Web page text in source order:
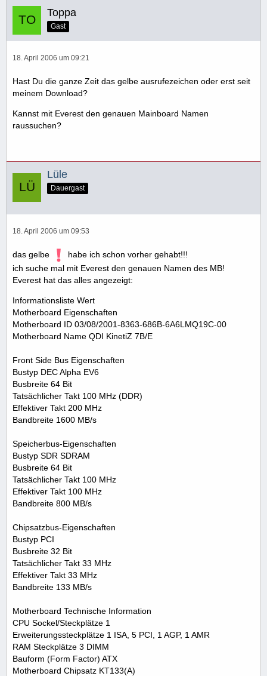
Toppa
Gast
18. April 2006 um 09:21
Hast Du die ganze Zeit das gelbe ausrufezeichen oder erst seit
meinem Download?
Kannst mit Everest den genauen Mainboard Namen
raussuchen?
Lüle
Dauergast
18. April 2006 um 09:53
das gelbe
habe ich schon vorher gehabt!!!
ich suche mal mit Everest den genauen Namen des MB!
Everest hat das alles angezeigt:
Informationsliste Wert
Motherboard Eigenschaften
Motherboard ID 03/08/2001-8363-686B-6A6LMQ19C-00
Motherboard Name QDI KinetiZ 7B/E
Front Side Bus Eigenschaften
Bustyp DEC Alpha EV6
Busbreite 64 Bit
Tatsächlicher Takt 100 MHz (DDR)
Effektiver Takt 200 MHz
Bandbreite 1600 MB/s
Speicherbus-Eigenschaften
Bustyp SDR SDRAM
Busbreite 64 Bit
Tatsächlicher Takt 100 MHz
Effektiver Takt 100 MHz
Bandbreite 800 MB/s
Chipsatzbus-Eigenschaften
Bustyp PCI
Busbreite 32 Bit
Tatsächlicher Takt 33 MHz
Effektiver Takt 33 MHz
Bandbreite 133 MB/s
Motherboard Technische Information
CPU Sockel/Steckplätze 1
Erweiterungssteckplätze 1 ISA, 5 PCI, 1 AGP, 1 AMR
RAM Steckplätze 3 DIMM
Bauform (Form Factor) ATX
Motherboard Chipsatz KT133(A)